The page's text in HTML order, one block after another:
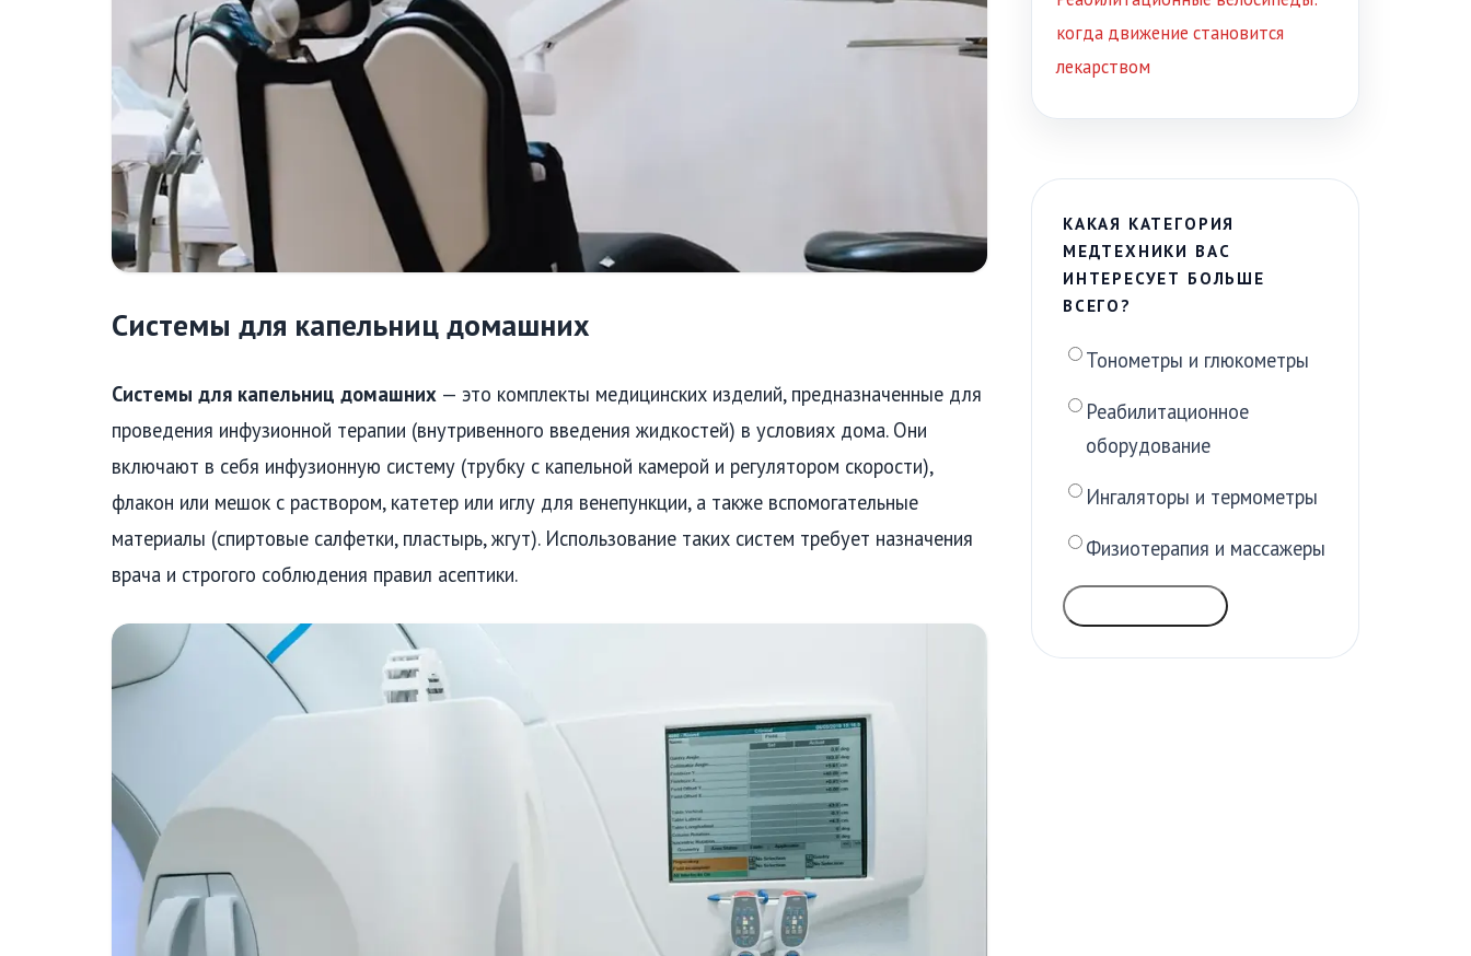
Системы для капельниц домашних
Системы для капельниц домашних — это комплекты медицинских изделий, предназначенные для
проведения инфузионной терапии (внутривенного введения жидкостей) в условиях дома. Они
включают в себя инфузионную систему (трубку с капельной камерой и регулятором скорости),
флакон или мешок с раствором, катетер или иглу для венепункции, а также вспомогательные
материалы (спиртовые салфетки, пластырь, жгут). Использование таких систем требует назначения
врача и строгого соблюдения правил асептики.
когда движение становится
лекарством
КАКАЯ КАТЕГОРИЯ
МЕДТЕХНИКИ ВАС
ИНТЕРЕСУЕТ БОЛЬШЕ
ВСЕГО?
Тонометры и глюкометры
Реабилитационное
оборудование
Ингаляторы и термометры
Физиотерапия и массажеры